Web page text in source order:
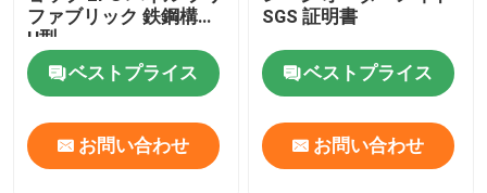
ファブリック 鉄鋼構造
H型
ベストプライス
お問い合わせ
SGS 証明書
ベストプライス
お問い合わせ